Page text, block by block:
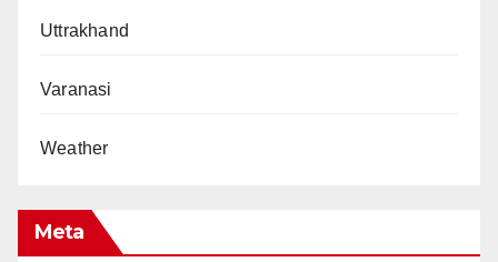
Uttrakhand
Varanasi
Weather
Meta